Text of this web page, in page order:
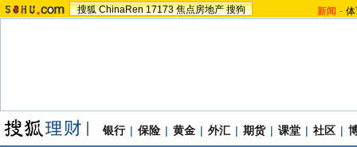
搜狐 ChinaRen 17173 焦点房地产 搜狗 新闻 -
银行 | 保险 | 黄金 | 外汇 | 期货 | 课堂 | 社区 |